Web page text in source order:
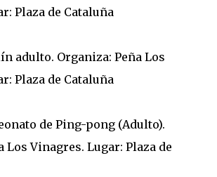
Plaza de Cataluña
adulto. Organiza: Peña Los
Plaza de Cataluña
de Ping-pong (Adulto).
Los Vinagres. Lugar: Plaza de